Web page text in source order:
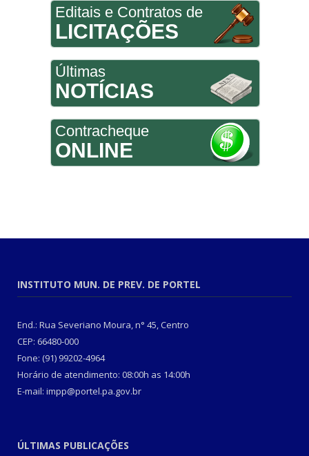
Editais e Contratos de
LICITAÇÕES
Últimas
NOTÍCIAS
Contracheque
ONLINE
INSTITUTO MUN. DE PREV. DE PORTEL
End.: Rua Severiano Moura, n° 45, Centro
CEP: 66480-000
Fone: (91) 99202-4964
Horário de atendimento: 08:00h as 14:00h
E-mail: impp@portel.pa.gov.br
ÚLTIMAS PUBLICAÇÕES